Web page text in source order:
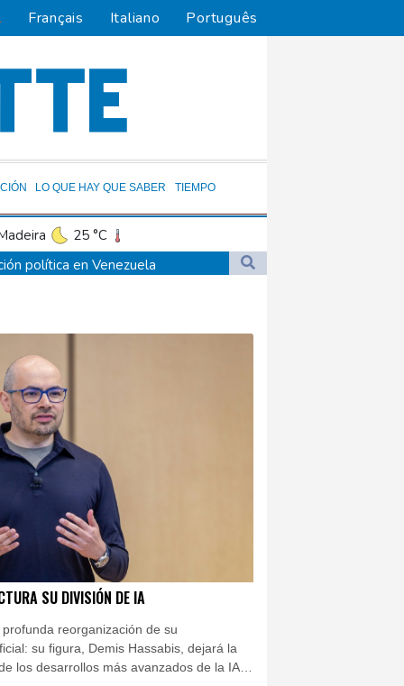
Français Italiano Português
LO QUE HAY QUE SABER TIEMPO
25 °C
11 °C
Nava de la Asunción
Panama
28 °C
26 °C
26 °C
23 °C
política en Venezuela
en Venezuela
dólares
uruguayo
SU DIVISIÓN DE IA
reorganización de su
su figura, Demis Hassabis, dejará la
los desarrollos más avanzados de la IA y